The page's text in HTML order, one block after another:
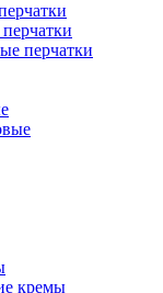
перчатки
кремы